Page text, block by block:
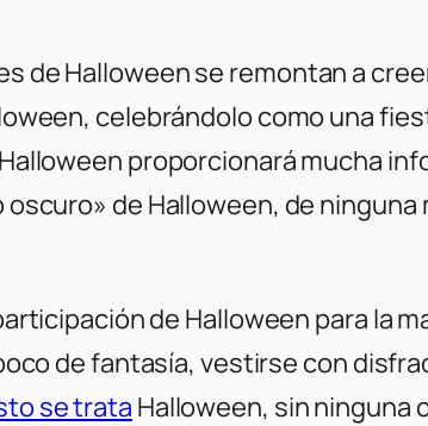
de Halloween se remontan a
celebrándolo como una
proporcionará mucha
de Halloween, de
de Halloween para la
de fantasía, vestirse con
se trata Halloween, sin ninguna